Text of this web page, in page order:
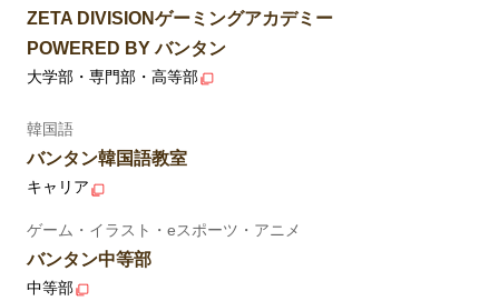
ZETA DIVISIONゲーミングアカデミー
POWERED BY バンタン
大学部・専門部・高等部
韓国語
バンタン韓国語教室
キャリア
ゲーム・イラスト・eスポーツ・アニメ
バンタン中等部
中等部